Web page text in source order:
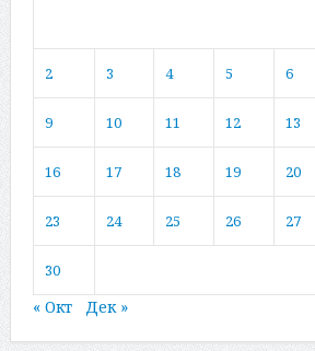
2 3 4 5 6
9 10 11 12 13
16 17 18 19 20
23 24 25 26 27
30
« Окт Дек »